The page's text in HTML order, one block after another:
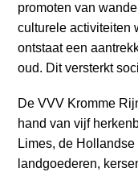
promoten van
culturele activiteiten
ontstaat een
oud. Dit versterkt
De VVV Kromme
hand van vijf
Limes, de
landgoederen,